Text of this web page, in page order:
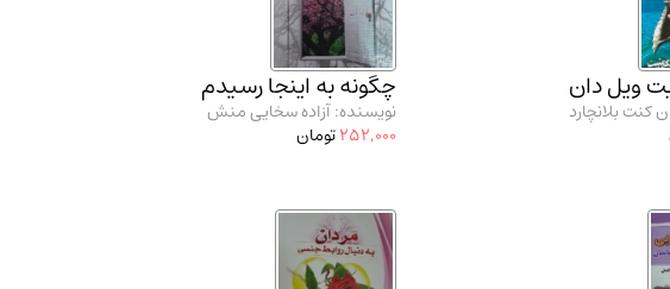
ویل دان
کنت بلانچارد
چگونه به اینجا رسیدم
نویسنده: آزاده سخایی منش
252,000تومان